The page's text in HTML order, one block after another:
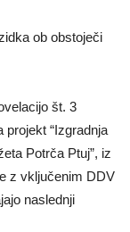
ob obstoječi
št. 3
“Izgradnja
Potrča Ptuj”, iz
z vključenim DDV
naslednji